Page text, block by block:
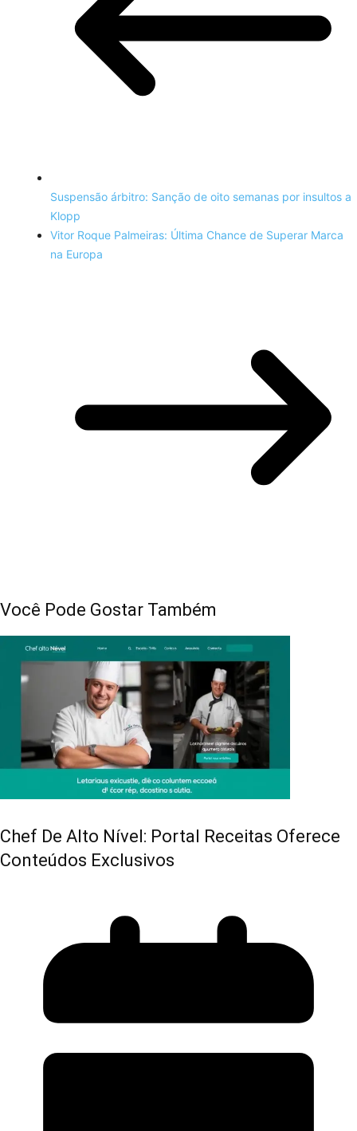
Suspensão árbitro: Sanção de oito semanas por insultos a
Klopp
Vitor Roque Palmeiras: Última Chance de Superar Marca
na Europa
Você Pode Gostar Também
Chef De Alto Nível: Portal Receitas Oferece
Conteúdos Exclusivos